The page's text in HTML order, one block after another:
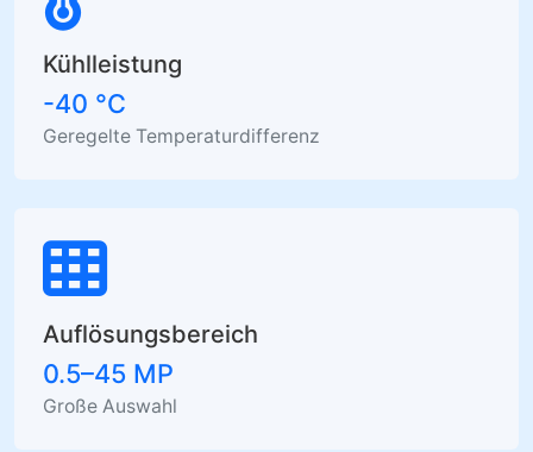
Kühlleistung
-40 °C
Geregelte Temperaturdifferenz
Auflösungsbereich
0.5–45 MP
Große Auswahl